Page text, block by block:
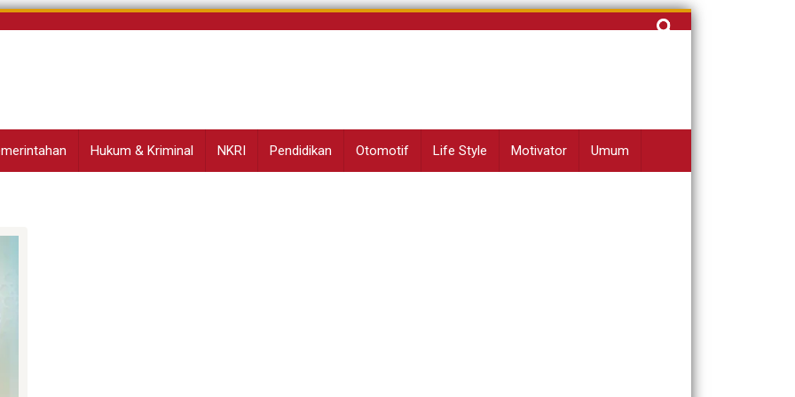
Cari
Hukum & Kriminal NKRI Pendidikan Otomotif Life Style Motivator Umum